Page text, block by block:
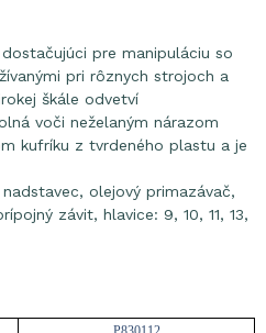
pre manipuláciu so
pri rôznych strojoch a
škále odvetví
voči neželaným nárazom
kufríku z tvrdeného plastu a je
olejový primazávač,
závit, hlavice: 9, 10, 11, 13,